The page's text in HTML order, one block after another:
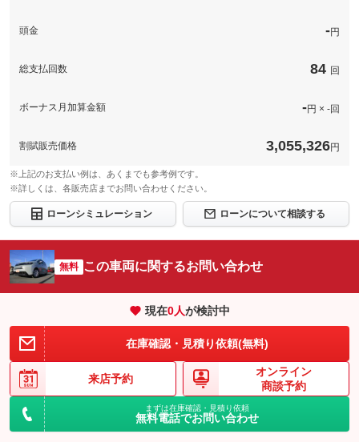
頭金 -円
総支払回数 84 回
ボーナス月加算金額 -円 × -回
割賦販売価格 3,055,326円
※上記のお支払い例は、あくまでも参考例です。
※詳しくは、各販売店までお問い合わせください。
ローンシミュレーション ローンについて相談する
無料 この車両に関するお問い合わせ
現在0人が検討中
在庫確認・見積り依頼(無料)
来店予約
オンライン
商談予約
まずは在庫確認・見積り依頼
無料電話でお問い合わせ